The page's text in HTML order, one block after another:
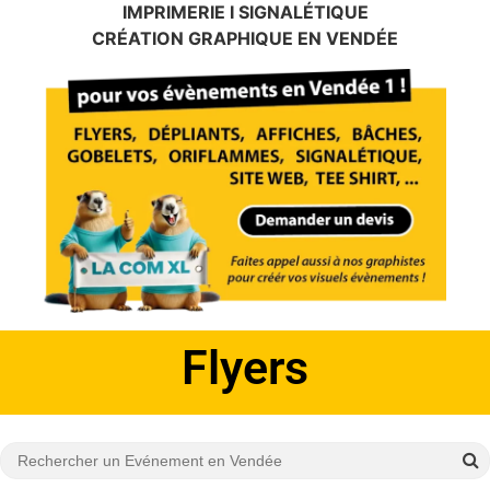
IMPRIMERIE I SIGNALÉTIQUE
CRÉATION GRAPHIQUE EN VENDÉE
Affiches